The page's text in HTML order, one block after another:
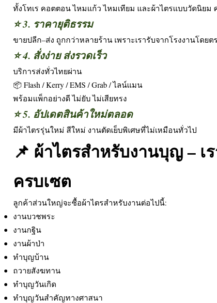
ทั้งโทเร คอตตอน ไหมแก้ว ไหมเทียม และผ้าไตรแบบวัดนิยม
⭐ 3. ราคายุติธรรม
ขายปลีก–ส่ง ถูกกว่าหลายร้าน เพราะเรารับจากโรงงานโดยต
⭐ 4. สั่งง่าย ส่งรวดเร็ว
บริการส่งทั่วไทยผ่าน
📦 Flash / Kerry / EMS / Grab / ไลน์แมน
พร้อมแพ็กอย่างดี ไม่ยับ ไม่เสียทรง
⭐ 5. อัปเดตสินค้าใหม่ตลอด
มีผ้าไตรรุ่นใหม่ สีใหม่ งานตัดเย็บพิเศษที่ไม่เหมือนทั่วไป
📌 ผ้าไตรสำหรับงานบุญ – เ
ครบเซต
ลูกค้าส่วนใหญ่จะซื้อผ้าไตรสำหรับงานต่อไปนี้:
งานบวชพระ
งานกฐิน
งานผ้าป่า
ทำบุญบ้าน
ถวายสังฆทาน
ทำบุญวันเกิด
ทำบุญวันสำคัญทางศาสนา